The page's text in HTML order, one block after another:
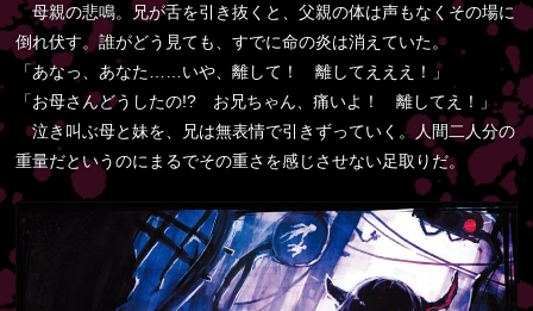
母親の悲鳴。兄が舌を引き抜くと、父親の体は声もなくその場に
倒れ伏す。誰がどう見ても、すでに命の炎は消えていた。
「あなっ、あなた……いや、離して！ 離してえええ！」
「お母さんどうしたの!? お兄ちゃん、痛いよ！ 離してえ！」
泣き叫ぶ母と妹を、兄は無表情で引きずっていく。人間二人分の
重量だというのにまるでその重さを感じさせない足取りだ。